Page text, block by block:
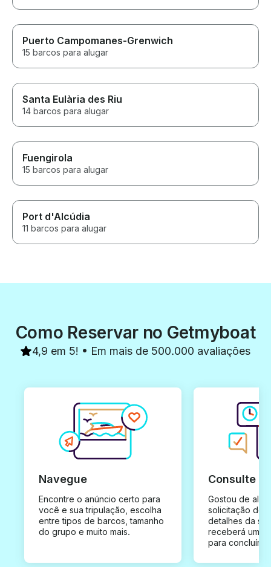
Puerto Campomanes-Grenwich
15 barcos para alugar
Santa Eulària des Riu
14 barcos para alugar
Fuengirola
15 barcos para alugar
Port d'Alcúdia
11 barcos para alugar
Como Reservar no Getmyboat
4,9 em 5! • Em mais de 500.000 avaliações
Navegue
Encontre o anúncio certo para
você e sua tripulação, escolha
entre tipos de barcos, tamanho
do grupo e muito mais.
Consulte e
Gostou de
solicitação de
detalhes da
receberá uma
para concluír a